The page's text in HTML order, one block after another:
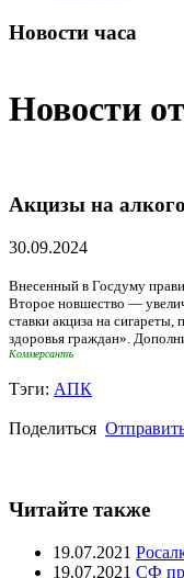
Новости часа
Новости
Акцизы на
30.09.2024
Внесенный в Госдуму
Второе новшество —
ставки акциза на
здоровья граждан».
Коммерсантъ
Тэги: АПК
Поделиться
Читайте также
19.07.2021
19.07.2021 СФ